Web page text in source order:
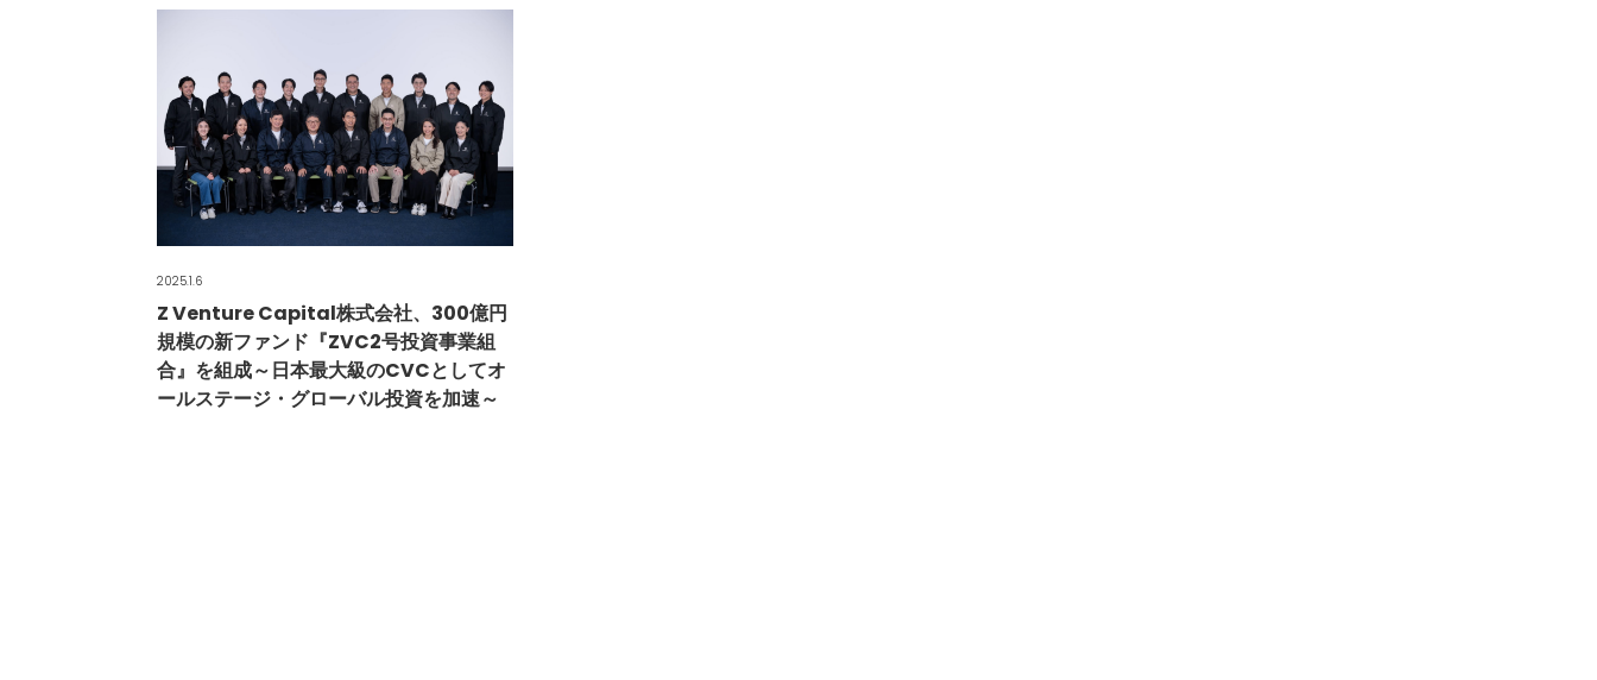
2025.1.6
Z Venture Capital株式会社、300億円
規模の新ファンド『ZVC2号投資事業組
合』を組成～日本最大級のCVCとしてオ
ールステージ・グローバル投資を加速～